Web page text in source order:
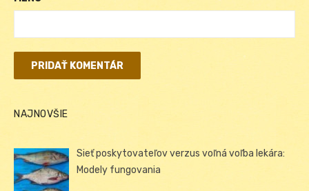
NAJNOVŠIE
Sieť poskytovateľov verzus voľná voľba lekára:
Modely fungovania